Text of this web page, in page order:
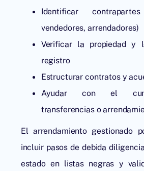
Identificar
vendedores, arrendadores)
Verificar la propiedad y
registro
Estructurar contratos y
Ayudar con el
transferencias o
El arrendamiento gestionado
incluir pasos de debida
estado en listas negras y